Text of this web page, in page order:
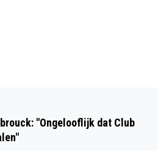
"Ongelooflijk dat Club